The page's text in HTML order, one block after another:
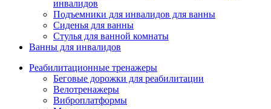
инвалидов
Подъемники для инвалидов для ванны
Сиденья для ванны
Стулья для ванной комнаты
Ванны для инвалидов
Реабилитационные тренажеры
Беговые дорожки для реабилитации
Велотренажеры
Виброплатформы